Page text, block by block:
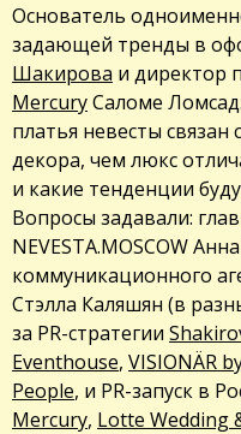
Основатель
задающей тренды в
Шакирова и директор
MercuryСаломе
платья невесты
декора, чем люкс
и какие тенденции
Вопросы задавали:
NEVESTA.MOSCOW
коммуникационного
Стэлла Каляшян (в
за PR-стратегии
Eventhouse, VISIONÄR
People, и PR-запуск в
Mercury, Lotte Wedding